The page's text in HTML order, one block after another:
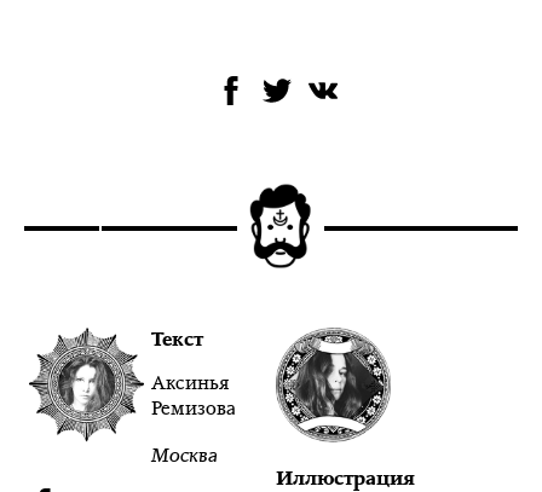
Текст
Аксинья
Ремизова
Москва
Иллюстрация